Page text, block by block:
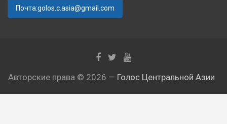
Почта:golos.c.asia@gmail.com
Авторские права © 2026 — Голос Центральной Азии